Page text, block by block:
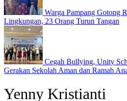
Warga Pampang Gotong
Lingkungan, 23 Orang Turun Tangan
Cegah Bullying, Unity
Gerakan Sekolah Aman dan Ramah
Yenny Kristianti